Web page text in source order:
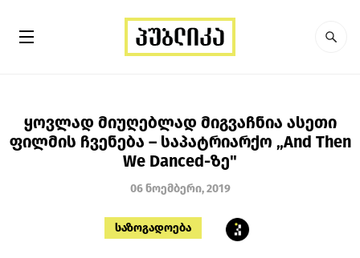
ყოვლად მიუღებლად მიგვაჩნია ასეთი
ფილმის ჩვენება – საპატრიარქო „And Then
We Danced-ზე"
06 ნოემბერი, 2019
საზოგადოება